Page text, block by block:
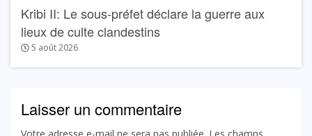
Kribi II: Le sous-préfet déclare la guerre aux
lieux de culte clandestins
5 août 2026
Laisser un commentaire